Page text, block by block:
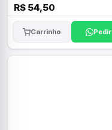
R$ 54,50
Carrinho Pedir